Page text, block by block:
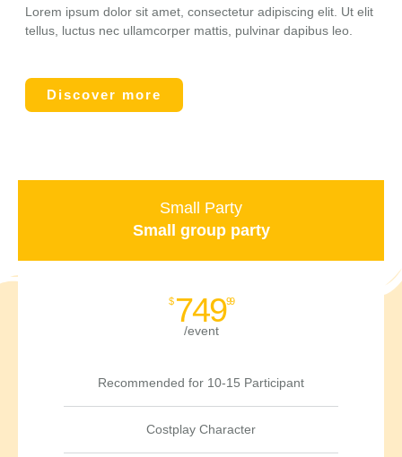
Lorem ipsum dolor sit amet, consectetur adipiscing elit. Ut elit
tellus, luctus nec ullamcorper mattis, pulvinar dapibus leo.
Discover more
Small Party
Small group party
$ 74999
/event
Recommended for 10-15 Participant
Costplay Character